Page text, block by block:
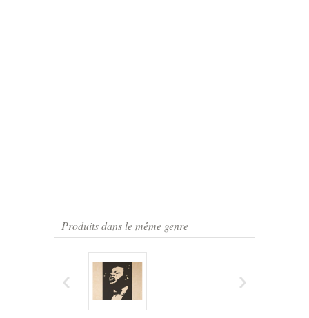
Produits dans le même genre